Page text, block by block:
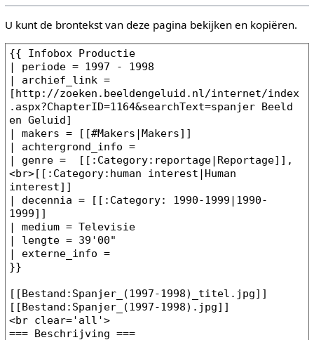
U kunt de brontekst van deze pagina bekijken en kopiëren.